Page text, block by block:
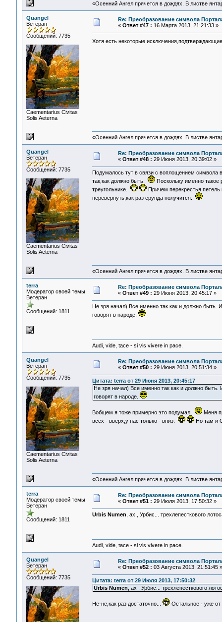
«Осенний Ангел прячется в дождях. В листве
Quangel
Ветеран
Сообщений: 7735
Сaementarius Civitas
Solis Aeterna
Re: Преобразование символа
« Ответ #47 : 16 Марта 2013, 21:21:33 »
Хотя есть некоторые
«Осенний Ангел прячется в дождях. В листве
Quangel
Ветеран
Сообщений: 7735
Сaementarius Civitas
Solis Aeterna
Re: Преобразование символа
« Ответ #48 : 29 Июня 2013, 20:39:02 »
Подумалось тут в связи с воплощением символа
так,как должно быть.
Поскольку именно такое
треугольнике.
Причем перекрестья петель
перевернуть,как раз ерунда получится.
«Осенний Ангел прячется в дождях. В листве
terra
Модератор своей темы
Ветеран
Сообщений: 1811
Re: Преобразование символа
« Ответ #49 : 29 Июня 2013, 20:45:17 »
Не зря начал) Все именно так как и должно быть.
говорят в народе.
Audi, vide, tace - si vis vivere in pace.
Quangel
Ветеран
Сообщений: 7735
Сaementarius Civitas
Solis Aeterna
Re: Преобразование символа
« Ответ #50 : 29 Июня 2013, 20:51:34 »
Цитата: terra от 29 Июня 2013, 20:45:17
Не зря начал) Все именно так как и должно
говорят в народе.
Вобщем я тоже примерно это подумал.
Меня
всех - вверх,у нас только - вниз.
Но там и
«Осенний Ангел прячется в дождях. В листве
terra
Модератор своей темы
Ветеран
Сообщений: 1811
Re: Преобразование символа
« Ответ #51 : 29 Июля 2013, 17:50:32 »
Urbis Numen , ах , Урбис... трехлепесткового
Audi, vide, tace - si vis vivere in pace.
Quangel
Ветеран
Сообщений: 7735
Re: Преобразование символа
« Ответ #52 : 03 Августа 2013, 21:51:45 »
Цитата: terra от 29 Июля 2013, 17:50:32
Urbis Numen , ах , Урбис... трехлепесткового
Не-не,как раз достаточно... Остальное - уже от